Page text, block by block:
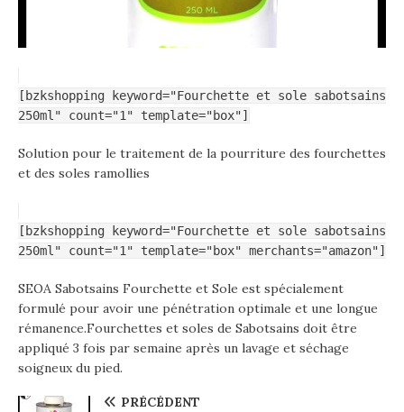
[bzkshopping keyword="Fourchette et sole sabotsains
250ml" count="1" template="box"]
Solution pour le traitement de la pourriture des fourchettes
et des soles ramollies
[bzkshopping keyword="Fourchette et sole sabotsains
250ml" count="1" template="box" merchants="amazon"]
SEOA Sabotsains Fourchette et Sole est spécialement
formulé pour avoir une pénétration optimale et une longue
rémanence.Fourchettes et soles de Sabotsains doit être
appliqué 3 fois par semaine après un lavage et séchage
soigneux du pied.
PRÉCÉDENT